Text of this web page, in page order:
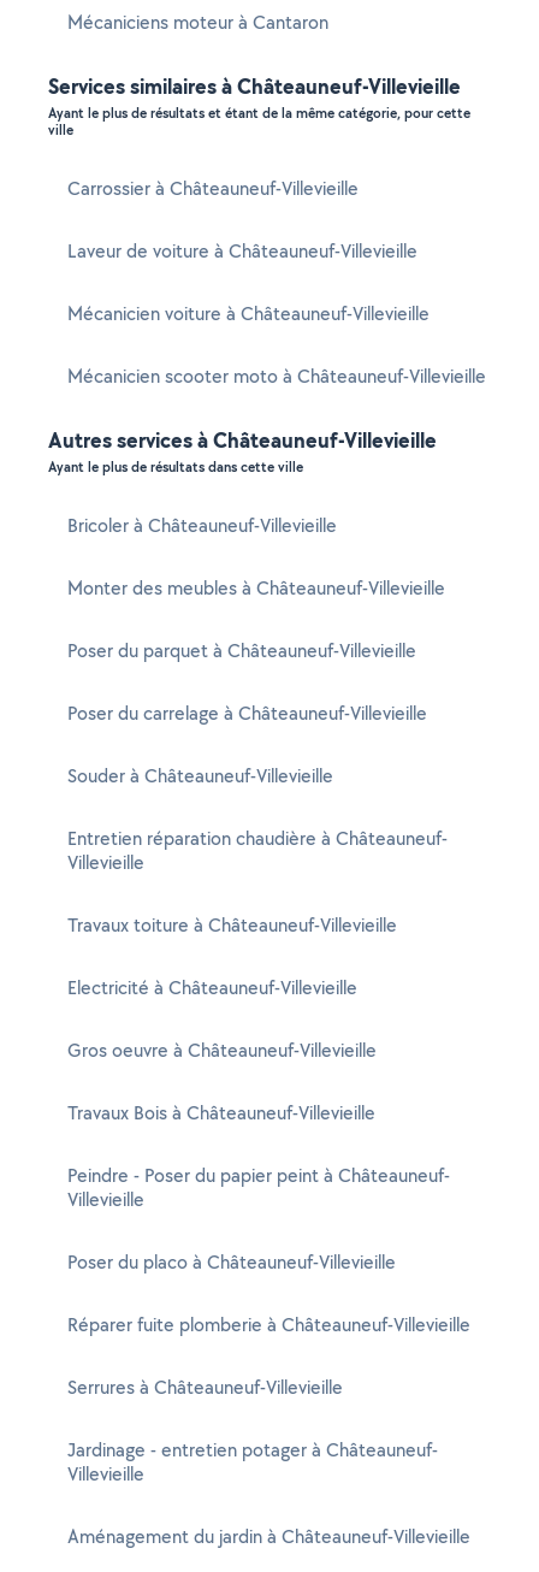
Mécaniciens moteur à Cantaron
Services similaires à Châteauneuf-Villevieille
Ayant le plus de résultats et étant de la même catégorie, pour cette
ville
Carrossier à Châteauneuf-Villevieille
Laveur de voiture à Châteauneuf-Villevieille
Mécanicien voiture à Châteauneuf-Villevieille
Mécanicien scooter moto à Châteauneuf-Villevieille
Autres services à Châteauneuf-Villevieille
Ayant le plus de résultats dans cette ville
Bricoler à Châteauneuf-Villevieille
Monter des meubles à Châteauneuf-Villevieille
Poser du parquet à Châteauneuf-Villevieille
Poser du carrelage à Châteauneuf-Villevieille
Souder à Châteauneuf-Villevieille
Entretien réparation chaudière à Châteauneuf-
Villevieille
Travaux toiture à Châteauneuf-Villevieille
Electricité à Châteauneuf-Villevieille
Gros oeuvre à Châteauneuf-Villevieille
Travaux Bois à Châteauneuf-Villevieille
Peindre - Poser du papier peint à Châteauneuf-
Villevieille
Poser du placo à Châteauneuf-Villevieille
Réparer fuite plomberie à Châteauneuf-Villevieille
Serrures à Châteauneuf-Villevieille
Jardinage - entretien potager à Châteauneuf-
Villevieille
Aménagement du jardin à Châteauneuf-Villevieille